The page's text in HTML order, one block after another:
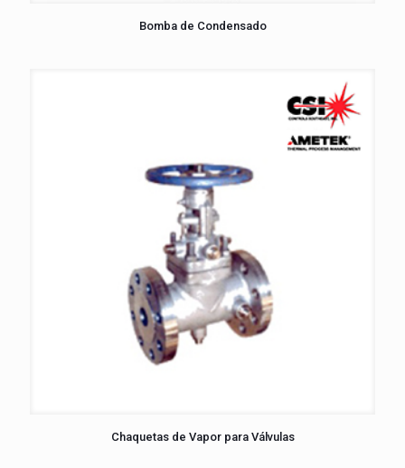
Bomba de Condensado
Chaquetas de Vapor para Válvulas